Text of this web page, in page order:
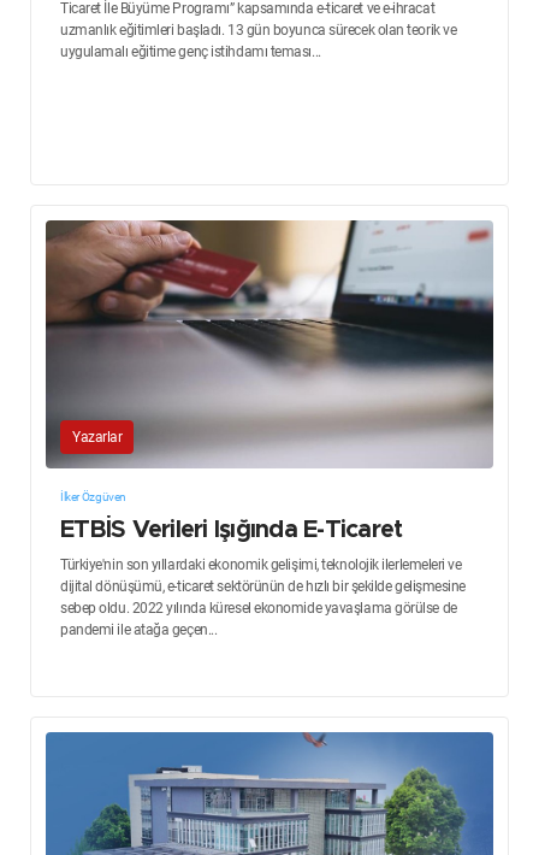
Ticaret İle Büyüme Programı” kapsamında e-ticaret ve e-ihracat
uzmanlık eğitimleri başladı. 13 gün boyunca sürecek olan teorik ve
uygulamalı eğitime genç istihdamı teması...
Yazarlar
İlker Özgüven
ETBİS Verileri Işığında E-Ticaret
Türkiye'nin son yıllardaki ekonomik gelişimi, teknolojik ilerlemeleri ve
dijital dönüşümü, e-ticaret sektörünün de hızlı bir şekilde gelişmesine
sebep oldu. 2022 yılında küresel ekonomide yavaşlama görülse de
pandemi ile atağa geçen...